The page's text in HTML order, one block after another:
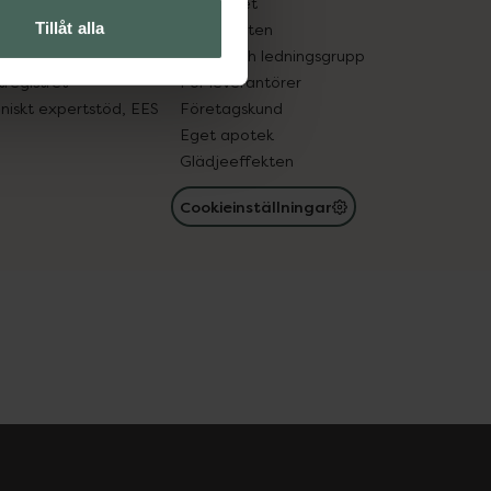
Tillåt alla
in gammal medicin
läkemedel
expertstöd, EES
Samarbeten
Ägare och ledningsgrupp
För leverantörer
Företagskund
Eget apotek
Glädjeeffekten
Cookieinställningar